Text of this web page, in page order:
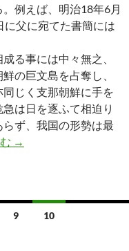
。例えば、明治18年6月
に父に宛てた書簡には
る事には中々無之、
の巨文島を占奪し、
じく支那朝鮮に手を
は日を逐ふて相迫り
ず、我国の形勢は最
浦敬一の興亜
→
9 10